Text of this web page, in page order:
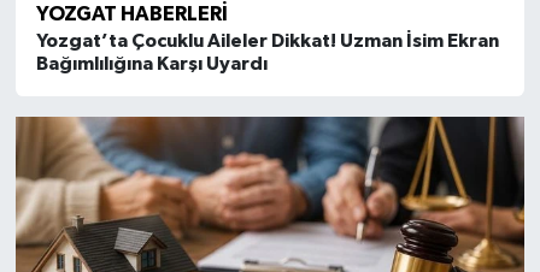
YOZGAT HABERLERI
Yozgat’ta Çocuklu Aileler Dikkat! Uzman İsim Ekran
Bağımlılığına Karşı Uyardı